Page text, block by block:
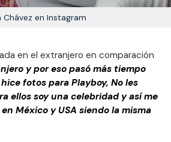
en Instagram
en el extranjero en comparación
y por eso pasó más tiempo
fotos para Playboy, No les
ellos soy una celebridad y así me
México y USA siendo la misma